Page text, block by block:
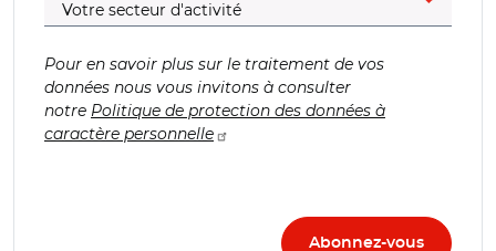
Pour en savoir plus sur le traitement de vos
données nous vous invitons à consulter
notre Politique de protection des données à
caractère personnelle